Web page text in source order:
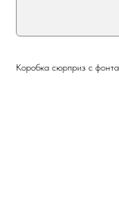
Коробка сюрприз с